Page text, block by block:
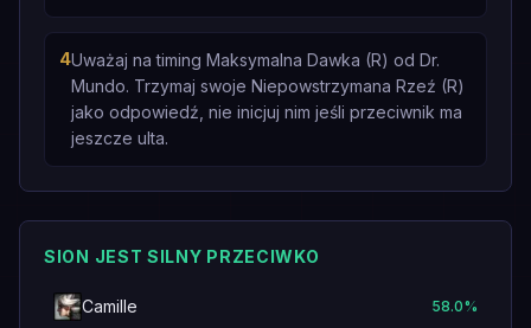
4Uważaj na timing Maksymalna Dawka (R) od Dr.
Mundo. Trzymaj swoje Niepowstrzymana Rzeź (R)
jako odpowiedź, nie inicjuj nim jeśli przeciwnik ma
jeszcze ulta.
SION JEST SILNY PRZECIWKO
Camille 58.0%